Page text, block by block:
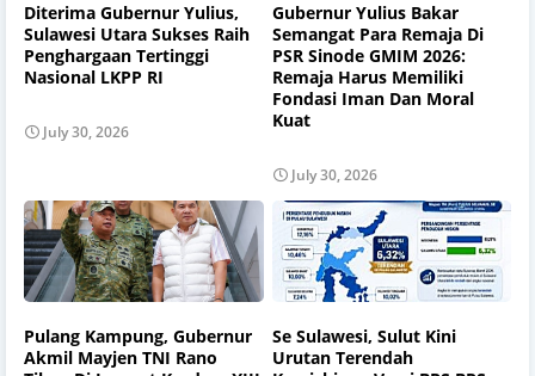
Diterima Gubernur Yulius,
Sulawesi Utara Sukses Raih
Penghargaan Tertinggi
Nasional LKPP RI
July 30, 2026
Gubernur Yulius Bakar
Semangat Para Remaja Di
PSR Sinode GMIM 2026:
Remaja Harus Memiliki
Fondasi Iman Dan Moral
Kuat
July 30, 2026
Pulang Kampung, Gubernur
Akmil Mayjen TNI Rano
Se Sulawesi, Sulut Kini
Urutan Terendah